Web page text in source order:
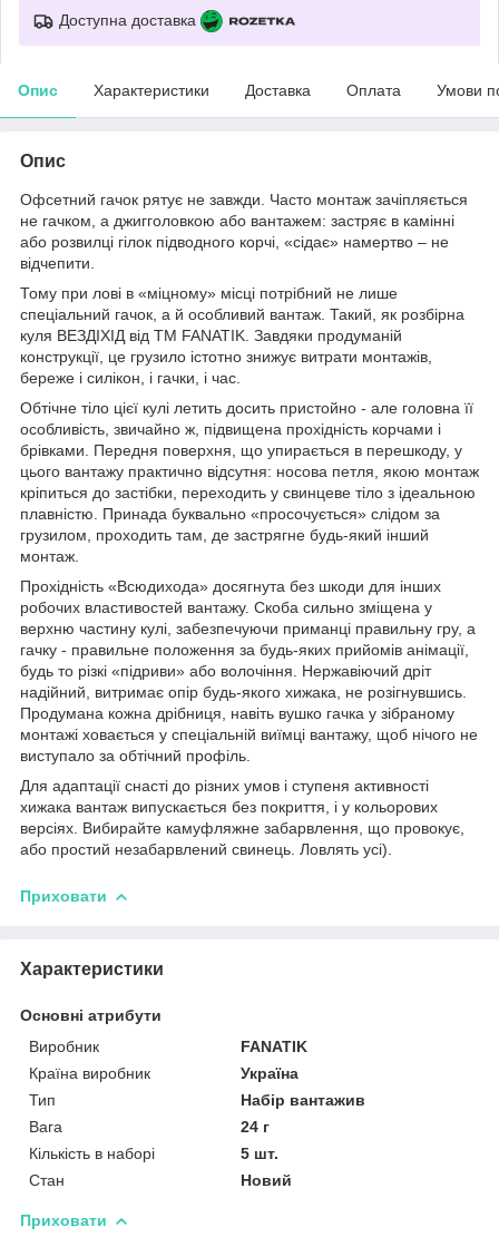
Доступна доставка
Опис Характеристики Доставка Оплата Умови
Опис
Офсетний гачок рятує не завжди. Часто монтаж зачіпляється
не гачком, а джигголовкою або вантажем: застряє в камінні
або розвилці гілок підводного корчі, «сідає» намертво – не
відчепити.
Тому при лові в «міцному» місці потрібний не лише
спеціальний гачок, а й особливий вантаж. Такий, як розбірна
куля ВЕЗДІХІД від ТМ FANATIK. Завдяки продуманій
конструкції, це грузило істотно знижує витрати монтажів,
береже і силікон, і гачки, і час.
Обтічне тіло цієї кулі летить досить пристойно - але головна її
особливість, звичайно ж, підвищена прохідність корчами і
брівками. Передня поверхня, що упирається в перешкоду, у
цього вантажу практично відсутня: носова петля, якою монтаж
кріпиться до застібки, переходить у свинцеве тіло з ідеальною
плавністю. Принада буквально «просочується» слідом за
грузилом, проходить там, де застрягне будь-який інший
монтаж.
Прохідність «Всюдихода» досягнута без шкоди для інших
робочих властивостей вантажу. Скоба сильно зміщена у
верхню частину кулі, забезпечуючи приманці правильну гру, а
гачку - правильне положення за будь-яких прийомів анімації,
будь то різкі «підриви» або волочіння. Нержавіючий дріт
надійний, витримає опір будь-якого хижака, не розігнувшись.
Продумана кожна дрібниця, навіть вушко гачка у зібраному
монтажі ховається у спеціальній виїмці вантажу, щоб нічого не
виступало за обтічний профіль.
Для адаптації снасті до різних умов і ступеня активності
хижака вантаж випускається без покриття, і у кольорових
версіях. Вибирайте камуфляжне забарвлення, що провокує,
або простий незабарвлений свинець. Ловлять усі).
Приховати
Характеристики
Основні атрибути
Виробник
FANATIK
Країна виробник
Україна
Тип
Набір вантажив
Вага
24 г
Кількість в наборі
5 шт.
Стан
Новий
Приховати